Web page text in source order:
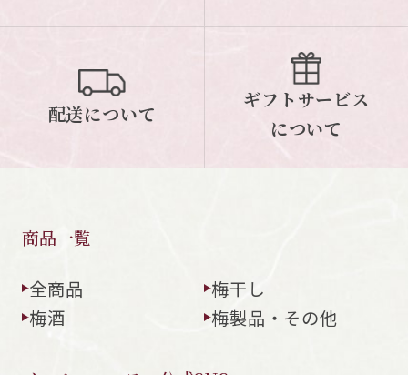
配送について
ギフトサービス
について
商品一覧
全商品
梅干し
梅酒
梅製品・その他